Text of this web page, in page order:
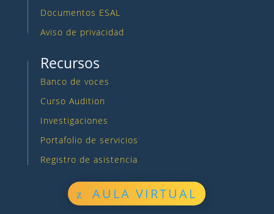
Documentos ESAL
Aviso de privacidad
Recursos
Banco de voces
Curso Audition
Investigaciones
Portafolio de servicios
Registro de asistencia
AULA VIRTUAL